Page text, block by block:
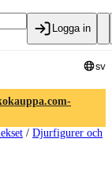
Logga in
sv
/ Djurfigurer och